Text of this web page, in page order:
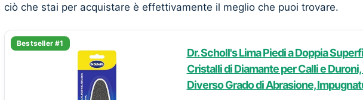
ciò che stai per acquistare è effettivamente il meglio che puoi trovare.
Bestseller #1
Dr. Scholl's Lima Piedi a Doppia
Cristalli di Diamante per Calli e
Diverso Grado di Abrasione,